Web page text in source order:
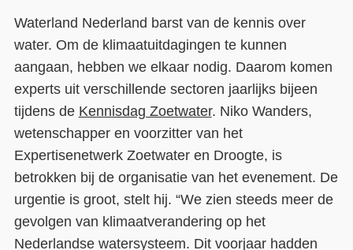
Waterland Nederland barst van de kennis over
water. Om de klimaatuitdagingen te kunnen
aangaan, hebben we elkaar nodig. Daarom komen
experts uit verschillende sectoren jaarlijks bijeen
tijdens de Kennisdag Zoetwater. Niko Wanders,
wetenschapper en voorzitter van het
Expertisenetwerk Zoetwater en Droogte, is
betrokken bij de organisatie van het evenement. De
urgentie is groot, stelt hij. “We zien steeds meer de
gevolgen van klimaatverandering op het
Nederlandse watersysteem. Dit voorjaar hadden